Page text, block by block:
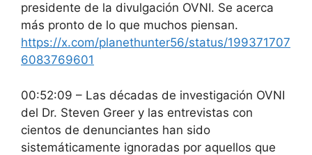
presidente de la divulgación OVNI. Se acerca
más pronto de lo que muchos piensan.
https://x.com/planethunter56/status/199371707
6083769601
00:52:09 – Las décadas de investigación OVNI
del Dr. Steven Greer y las entrevistas con
cientos de denunciantes han sido
sistemáticamente ignoradas por aquellos que